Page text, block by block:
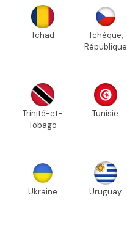
Tchad
Tchèque,
République
Trinité-et-
Tobago
Tunisie
Ukraine Uruguay